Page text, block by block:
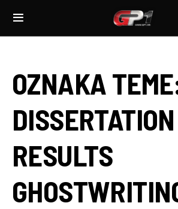
OZNAKA
DISSERTATION
RESULTS